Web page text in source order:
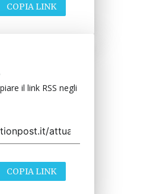
COPIA LINK
il link RSS negli
COPIA LINK